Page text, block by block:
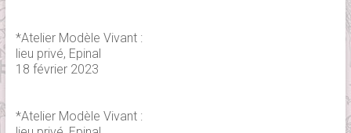
*Atelier Modèle Vivant :
lieu privé, Epinal
18 février 2023
*Atelier Modèle Vivant :